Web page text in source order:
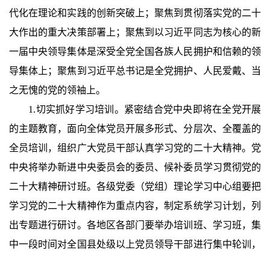
代化在理论和实践的创新突破上；聚焦到贯彻落实党的二十
大作出的重大决策部署上；聚焦到以习近平同志为核心的新
一届中央领导集体是深受全党全国各族人民拥护和信赖的领
导集体上；聚焦到习近平总书记是全党拥护、人民爱戴、当
之无愧的党的领袖上。
1.切实抓好学习培训。紧密结合党中央即将在全党开展
的主题教育，面向全体党员开展多形式、分层次、全覆盖的
全员培训，组织广大党员干部认真学习党的二十大精神。党
中央将举办新进中央委员会的委员、候补委员学习贯彻党的
二十大精神研讨班。各级党委（党组）理论学习中心组要把
学习党的二十大精神作为重点内容，制定系统学习计划，列
出专题进行研讨。各地区各部门要举办培训班、学习班，集
中一段时间对全国县处级以上党员领导干部进行集中轮训，